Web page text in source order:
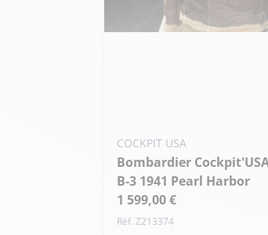
COCKPIT USA
Bombardier Cockpit'USA
B-3 1941 Pearl Harbor
1 599,00 €
Réf. Z213374